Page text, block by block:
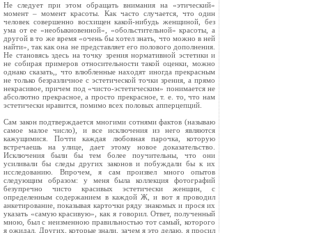
Не следует при этом обращать внимания на «этический»
момент – момент красоты. Как часто случается, что один
человек совершенно восхищен какой‑нибудь женщиной, без
ума от ее «необыкновенной», «обольстительной» красоты, а
другой в то же время «очень бы хотел знать, что можно в ней
найти», так как она не представляет его полового дополнения.
Не становясь здесь на точку зрения нормативной эстетики и
не собирая примеров относительности такой оценки, можно
однако сказать,, что влюбленные находят иногда прекрасным
не только безразличное с эстетической точки зрения, а прямо
некрасивое, причем под «чисто‑эстетическим» понимается не
абсолютно прекрасное, а просто прекрасное, т. e. то, что нам
эстетически нравится, помимо всех половых апперцепций.
Сам закон подтверждается многими сотнями фактов (называю
самое малое число), и все исключения из него являются
кажущимися. Почти каждая любовная парочка, которую
встречаешь на улице, дает этому новое доказательство.
Исключения были бы тем более поучительны, что они
усиливали бы следы других законов и побуждали бы к их
исследованию. Впрочем, я сам произвел много опытов
следующим образом: у меня была коллекция фотографий
безупречно чисто красивых эстетически женщин, с
определенным содержанием в каждой Ж, и вот я проводил
анкетирование, показывая карточки ряду знакомых и прося их
указать «самую красивую», как я говорил. Ответ, полученный
мною, был с неизменною правильностью тот самый, которого
я ожидал. Других, которые знали, зачем я это делаю, я просил